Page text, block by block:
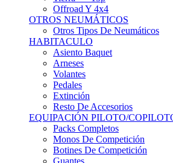
OTROS NEUMÁTICOS
Otros Tipos De Neumáticos
HABITACULO
Asiento Baquet
Arneses
Volantes
Pedales
Extinción
Resto De Accesorios
EQUIPACIÓN PILOTO/COPILOTO
Packs Completos
Monos De Competición
Botines De Competición
Guantes
Ropa Interior